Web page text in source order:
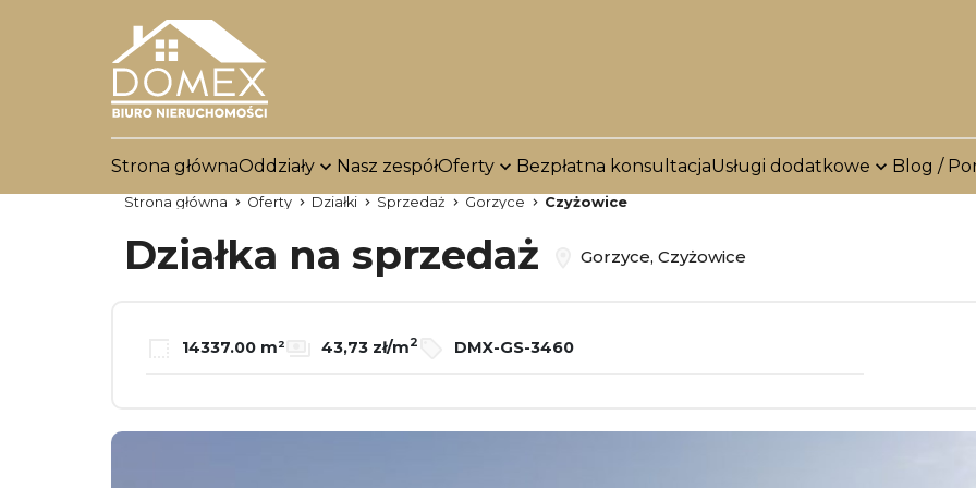
Strona głównaOddziały Nasz zespółOferty Bezpłatna konsultacjaUsługi dodatkowe Blog /
Strona główna Oferty Działki Sprzedaż Gorzyce Czyżowice
Działka na sprzedaż Gorzyce, Czyżowice
14337.00 m² 43,73 zł/m2 DMX-GS-3460